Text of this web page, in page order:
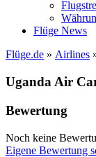
Flüge News
Flüge.de » Airlines
Uganda Air
Bewertung
Noch keine
Eigene Bewertung